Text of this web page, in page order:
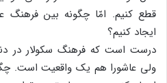
قطع کنیم. امّا چگونه بین فرهنگ
ایجاد کنیم؟
درست است که فرهنگ سکولار در
ولی عاشورا هم یک واقعیت است.